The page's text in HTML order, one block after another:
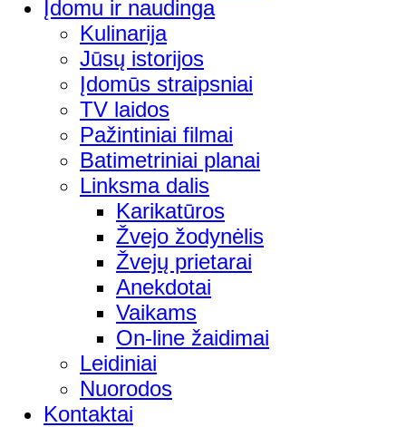
Įdomu ir naudinga
Kulinarija
Jūsų istorijos
Įdomūs straipsniai
TV laidos
Pažintiniai filmai
Batimetriniai planai
Linksma dalis
Karikatūros
Žvejo žodynėlis
Žvejų prietarai
Anekdotai
Vaikams
On-line žaidimai
Leidiniai
Nuorodos
Kontaktai